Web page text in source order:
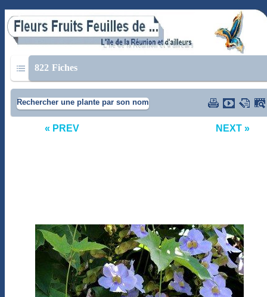
822 Fiches
Rechercher une plante par son nom
« PREV NEXT »